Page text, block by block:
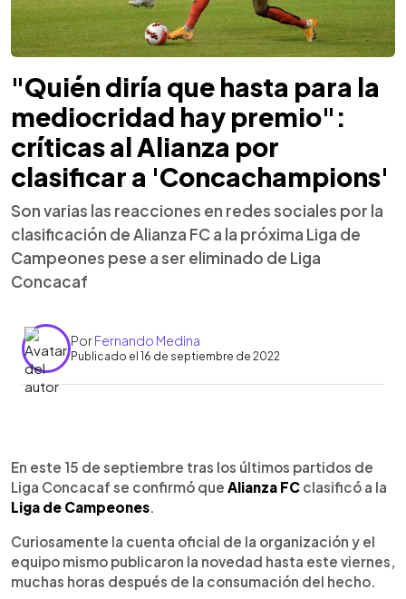
"Quién diría que hasta para la
mediocridad hay premio":
críticas al Alianza por
clasificar a 'Concachampions'
Son varias las reacciones en redes sociales por la
clasificación de Alianza FC a la próxima Liga de
Campeones pese a ser eliminado de Liga
Concacaf
PorFernando Medina
Publicado el 16 de septiembre de 2022
► Escuchar artículo
En este 15 de septiembre tras los últimos partidos de
Liga Concacaf se confirmó que Alianza FC clasificó a la
Liga de Campeones
Curiosamente la cuenta oficial de la organización y el
equipo mismo publicaron la novedad hasta este viernes,
muchas horas después de la consumación del hecho.